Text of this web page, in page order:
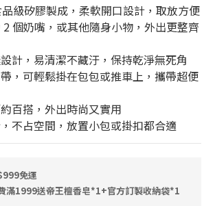
級矽膠製成，柔軟開口設計，取放方便
個奶嘴，或其他隨身小物，外出更整齊
計，易清潔不藏汙，保持乾淨無死角
，可輕鬆掛在包包或推車上，攜帶超便
百搭，外出時尚又實用
不占空間，放置小包或掛扣都合適
免運
滿1999送帝王檀香皂*1+官方訂製收納袋*1